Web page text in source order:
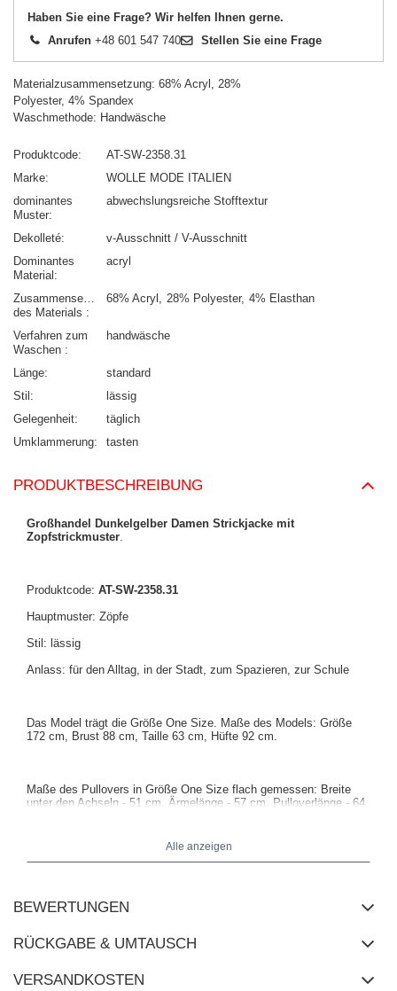
Haben Sie eine Frage? Wir helfen Ihnen gerne.
Anrufen +48 601 547 740 Stellen Sie eine Frage
Materialzusammensetzung: 68% Acryl, 28%
Polyester, 4% Spandex
Waschmethode: Handwäsche
Produktcode
AT-SW-2358.31
Marke
WOLLE MODE ITALIEN
dominantes
Muster
abwechslungsreiche Stofftextur
Dekolleté
v-Ausschnitt / V-Ausschnitt
Dominantes
Material
acryl
Zusammensetzung
des Materials
68% Acryl 28% Polyester 4% Elasthan
Verfahren zum
Waschen
handwäsche
Länge
standard
Stil
lässig
Gelegenheit
täglich
Umklammerung
tasten
PRODUKTBESCHREIBUNG
Großhandel Dunkelgelber Damen Strickjacke mit
Zopfstrickmuster
Produktcode: AT-SW-2358.31
Hauptmuster: Zöpfe
Stil: lässig
Anlass: für den Alltag, in der Stadt, zum Spazieren, zur Schule
Das Model trägt die Größe One Size. Maße des Models: Größe
172 cm, Brust 88 cm, Taille 63 cm, Hüfte 92 cm.
Maße des Pullovers in Größe One Size flach gemessen: Breite
unter den Achseln - 51 cm, Ärmelänge - 57 cm, Pulloverlänge - 64
Alle anzeigen
BEWERTUNGEN
RÜCKGABE & UMTAUSCH
VERSANDKOSTEN